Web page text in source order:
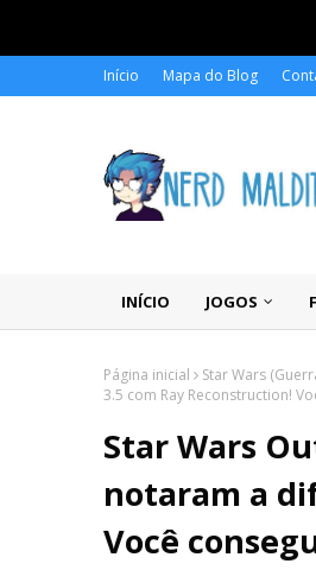
Início Mapa do Blog
INÍCIO JOGOS
Página inicial Star Wars
3.5 com Ray Reconstruction!
Star Wars
notaram a
Você